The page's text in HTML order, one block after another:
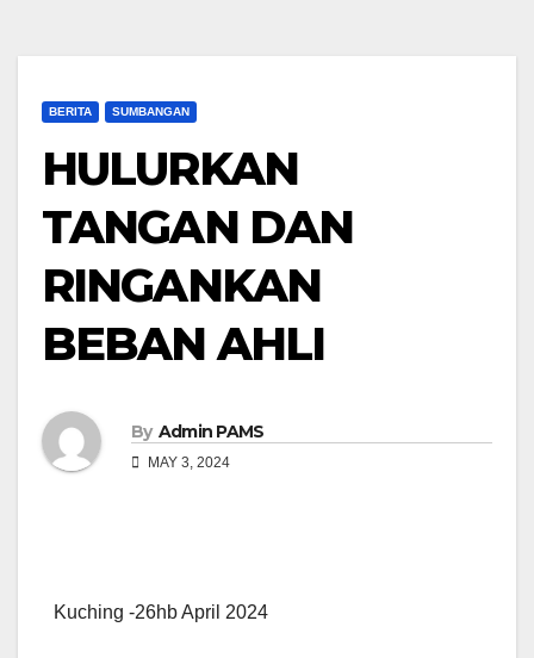
BERITA SUMBANGAN
HULURKAN
TANGAN DAN
RINGANKAN
BEBAN AHLI
By Admin PAMS
MAY 3, 2024
Kuching -26hb April 2024